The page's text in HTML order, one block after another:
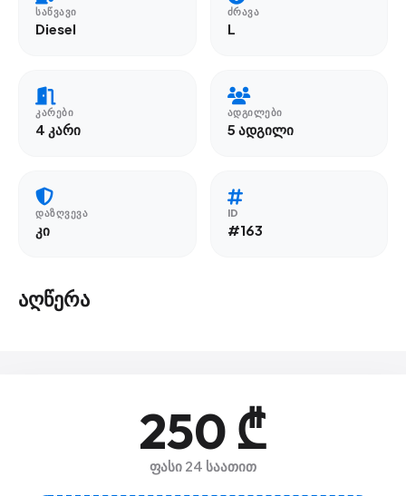
ᲡᲐᲬᲕᲐᲕᲘ
Diesel
ᲫᲠᲐᲕᲐ
L
ᲙᲐᲠᲔᲑᲘ
4 კარი
ᲐᲓᲒᲘᲚᲔᲑᲘ
5 ადგილი
ᲓᲐᲖᲦᲕᲔᲕᲐ
კი
ID
#163
აღწერა
250 ₾
ფასი 24 საათით